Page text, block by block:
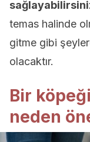
temas halinde
gitme gibi
olacaktır.
Bir
neden